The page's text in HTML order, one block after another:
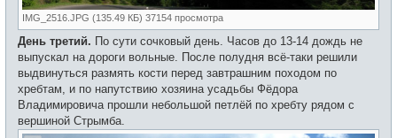
IMG_2516.JPG (135.49 КБ) 37154 просмотра
День третий. По сути сочковый день. Часов до 13-14 дождь не
выпускал на дороги вольные. После полудня всё-таки решили
выдвинуться размять кости перед завтрашним походом по
хребтам, и по напутствию хозяина усадьбы Фёдора
Владимировича прошли небольшой петлёй по хребту рядом с
вершиной Стрымба.